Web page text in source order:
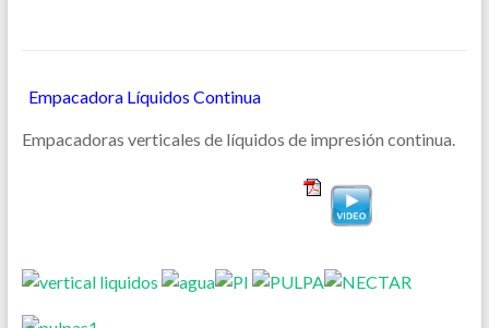
Empacadora Líquidos Continua
Empacadoras verticales de líquidos de impresión continua.